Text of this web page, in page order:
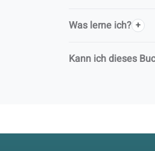
Was lerne ich?
Kann ich dieses